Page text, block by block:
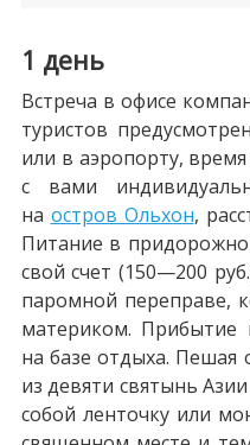
1 день
Встреча в офисе
туристов
или в аэропорту,
с вами
на остров Ольхон,
Питание в
свой счет (150—200
паромной переправе,
материком.
на базе отдыха. Пешая
из девяти святынь
собой ленточку или